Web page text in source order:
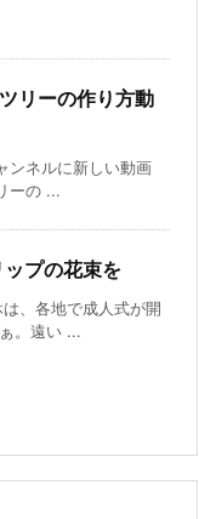
リーの作り方動
ンネルに新しい動画
ーの ...
プの花束を
、各地で成人式が開
。遠い ...